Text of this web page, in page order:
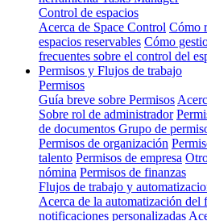
Control de espacios
Acerca de Space Control Cómo
espacios reservables Cómo
frecuentes sobre el control del
Permisos y Flujos de trabajo
Permisos
Guía breve sobre Permisos
Sobre rol de administrador
de documentos Grupo de
Permisos de organización
talento Permisos de empresa
nómina Permisos de finanzas
Flujos de trabajo y
Acerca de la automatización del
notificaciones personalizadas